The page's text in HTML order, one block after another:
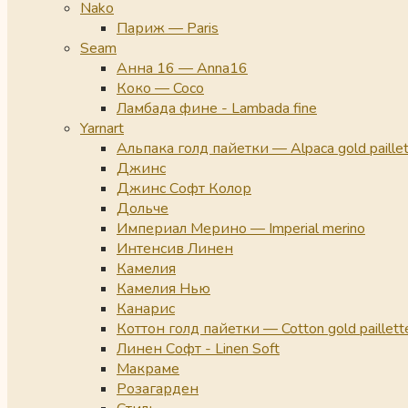
Nako
Париж — Paris
Seam
Анна 16 — Anna16
Коко — Coco
Ламбада фине - Lambada fine
Yarnart
Альпака голд пайетки — Alpaca gold
Джинс
Джинс Софт Колор
Дольче
Империал Мерино — Imperial merino
Интенсив Линен
Камелия
Камелия Нью
Канарис
Коттон голд пайетки — Cotton gold
Линен Софт - Linen Soft
Макраме
Розагарден